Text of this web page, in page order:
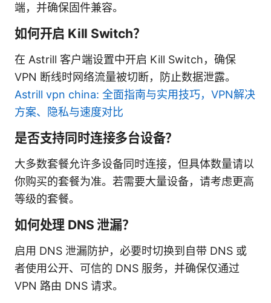
端，并确保固件兼容。
如何开启 Kill Switch？
在 Astrill 客户端设置中开启 Kill Switch，确保
VPN 断线时网络流量被切断，防止数据泄露。
Astrill vpn china: 全面指南与实用技巧，VPN解决
方案、隐私与速度对比
是否支持同时连接多台设备？
大多数套餐允许多设备同时连接，但具体数量请以
你购买的套餐为准。若需要大量设备，请考虑更高
等级的套餐。
如何处理 DNS 泄漏？
启用 DNS 泄漏防护，必要时切换到自带 DNS 或
者使用公开、可信的 DNS 服务，并确保仅通过
VPN 路由 DNS 请求。